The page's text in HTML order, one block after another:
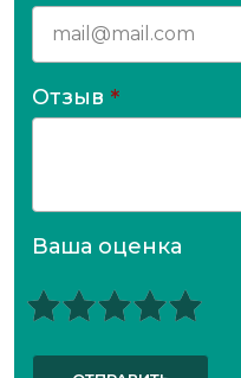
Отзыв *
Ваша оценка